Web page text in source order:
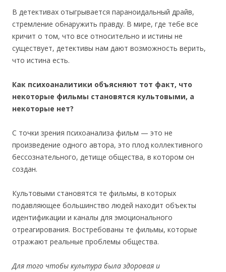
В детективах отыгрывается параноидальный драйв,
стремление обнаружить правду. В мире, где тебе все
кричит о том, что все относительно и истины не
существует, детективы нам дают возможность верить,
что истина есть.
Как психоаналитики объясняют тот факт, что
некоторые фильмы становятся культовыми, а
некоторые нет?
С точки зрения психоанализа фильм — это не
произведение одного автора, это плод коллективного
бессознательного, детище общества, в котором он
создан.
Культовыми становятся те фильмы, в которых
подавляющее большинство людей находит объекты
идентификации и каналы для эмоционального
отреагирования. Востребованы те фильмы, которые
отражают реальные проблемы общества.
Для того чтобы культура была здоровая и